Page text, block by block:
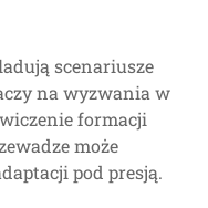
scenariusze
na wyzwania w
formacji
może
pod presją.